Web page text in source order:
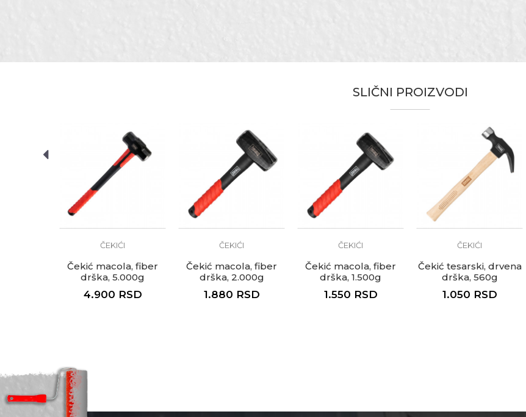
Zidari
Beorol
Anti-spam zaštita - izračunajte koliko je 4 + 1 :
POŠALJI
SLIČNI PROIZVODI
ČEKIĆI
Čekić macola, fiber
drška, 5.000g
4.900 RSD
ČEKIĆI
Čekić macola, fiber
drška, 2.000g
1.880 RSD
ČEKIĆI
Čekić macola, fiber
drška, 1.500g
1.550 RSD
ČEKIĆI
Čekić tesarski, drvena
drška, 560g
1.050 RSD